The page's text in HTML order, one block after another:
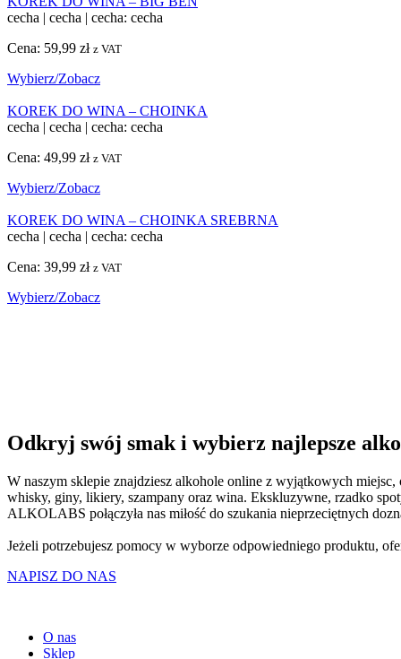
cecha | cecha | cecha: cecha
Cena: 59,99 zł z VAT
Wybierz/Zobacz
KOREK DO WINA – CHOINKA
cecha | cecha | cecha: cecha
Cena: 49,99 zł z VAT
Wybierz/Zobacz
KOREK DO WINA – CHOINKA SREBRNA
cecha | cecha | cecha: cecha
Cena: 39,99 zł z VAT
Wybierz/Zobacz
Odkryj swój smak i wybierz najlepsze
W naszym sklepie znajdziesz alkohole online z wyjątkowych
whisky, giny, likiery, szampany oraz wina. Ekskluzywne, rzadko
ALKOLABS połączyła nas miłość do szukania nieprzeciętnych
Jeżeli potrzebujesz pomocy w wyborze odpowiedniego produktu,
NAPISZ DO NAS
O nas
Sklep